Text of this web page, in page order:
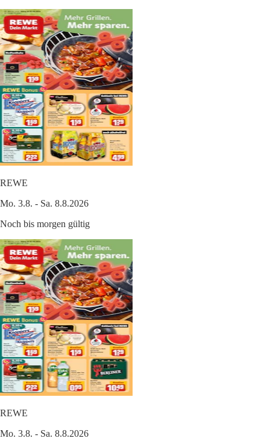
REWE
Mo. 3.8. - Sa. 8.8.2026
Noch bis morgen gültig
REWE
Mo. 3.8. - Sa. 8.8.2026